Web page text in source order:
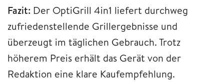
Fazit: Der OptiGrill 4in1 liefert durchweg
zufriedenstellende Grillergebnisse und
überzeugt im täglichen Gebrauch. Trotz
höherem Preis erhält das Gerät von der
Redaktion eine klare Kaufempfehlung.